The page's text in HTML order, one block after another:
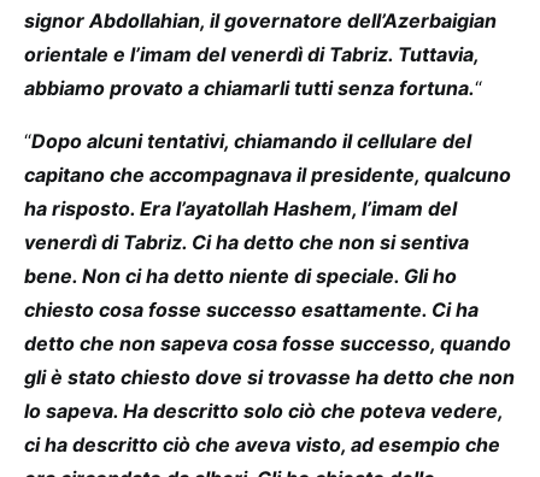
signor Abdollahian, il governatore dell’Azerbaigian
orientale e l’imam del venerdì di Tabriz. Tuttavia,
abbiamo provato a chiamarli tutti senza fortuna.“
“Dopo alcuni tentativi, chiamando il cellulare del
capitano che accompagnava il presidente, qualcuno
ha risposto. Era l’ayatollah Hashem, l’imam del
venerdì di Tabriz. Ci ha detto che non si sentiva
bene. Non ci ha detto niente di speciale. Gli ho
chiesto cosa fosse successo esattamente. Ci ha
detto che non sapeva cosa fosse successo, quando
gli è stato chiesto dove si trovasse ha detto che non
lo sapeva. Ha descritto solo ciò che poteva vedere,
ci ha descritto ciò che aveva visto, ad esempio che